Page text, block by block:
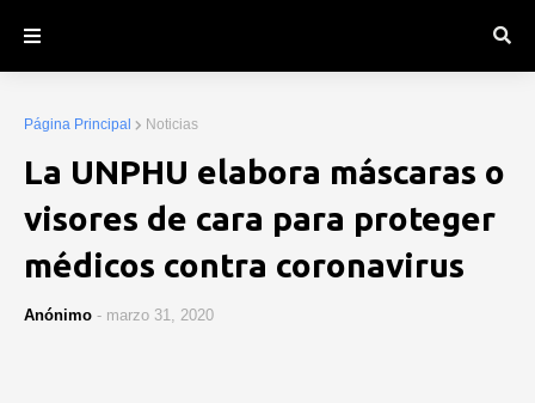
Página Principal Noticias
La UNPHU elabora máscaras o
visores de cara para proteger
médicos contra coronavirus
Anónimo - marzo 31, 2020